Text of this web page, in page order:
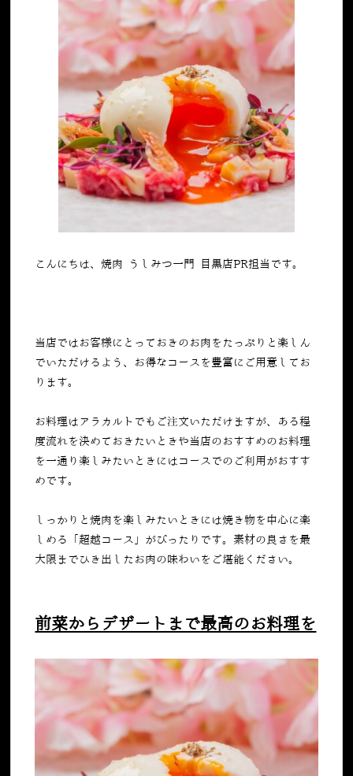
こんにちは、焼肉 うしみつ一門 目黒店PR担当です。
当店ではお客様にとっておきのお肉をたっぷりと楽しん
でいただけるよう、お得なコースを豊富にご用意してお
ります。
お料理はアラカルトでもご注文いただけますが、ある程
度流れを決めておきたいときや当店のおすすめのお料理
を一通り楽しみたいときにはコースでのご利用がおすす
めです。
しっかりと焼肉を楽しみたいときには焼き物を中心に楽
しめる「超越コース」がぴったりです。素材の良さを最
大限までひき出したお肉の味わいをご堪能ください。
前菜からデザートまで最高のお料理を